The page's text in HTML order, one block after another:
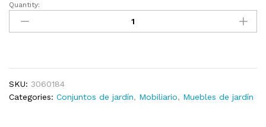
Set
comedor
jardín
ratán
sintético
Quantity:
SKU: 3060184
Categories: Conjuntos de jardín, Mobiliario, Muebles de jardín